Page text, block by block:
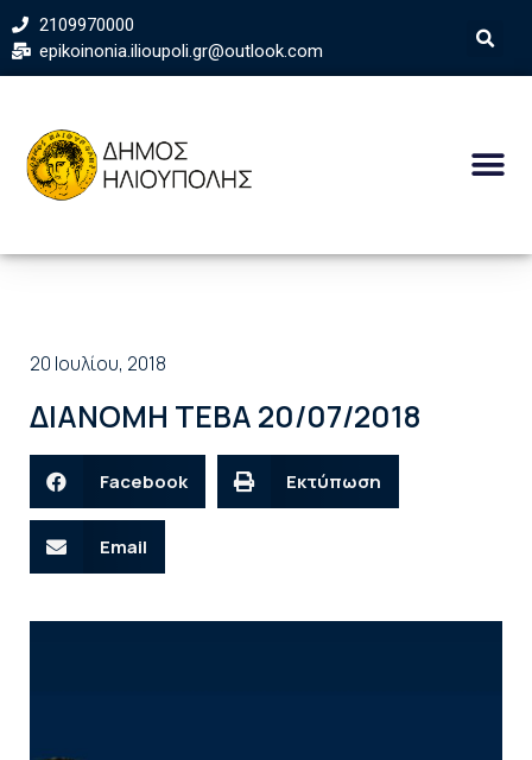
2109970000
epikoinonia.ilioupoli.gr@outlook.com
20 Ιουλίου, 2018
ΔΙΑΝΟΜΗ ΤΕΒΑ 20/07/2018
Facebook Εκτύπωση
Email